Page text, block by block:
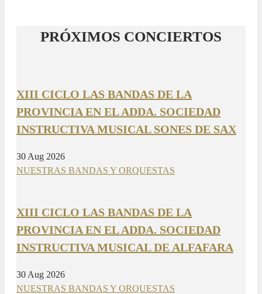
PRÓXIMOS CONCIERTOS
XIII CICLO LAS BANDAS DE LA
PROVINCIA EN EL ADDA. SOCIEDAD
INSTRUCTIVA MUSICAL SONES DE SAX
30 Aug 2026
NUESTRAS BANDAS Y ORQUESTAS
XIII CICLO LAS BANDAS DE LA
PROVINCIA EN EL ADDA. SOCIEDAD
INSTRUCTIVA MUSICAL DE ALFAFARA
30 Aug 2026
NUESTRAS BANDAS Y ORQUESTAS